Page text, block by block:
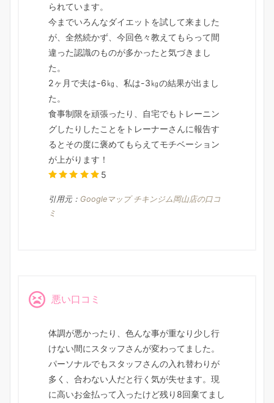
られています。
今までいろんなダイエットを試して来ました
が、全然続かず、今回色々教えてもらって間
違った認識のものが多かったと気づきまし
た。
2ヶ月で夫は-6㎏、私は-3㎏の結果が出まし
た。
食事制限を頑張ったり、自宅でもトレーニン
グしたりしたことをトレーナーさんに報告す
るとその度に褒めてもらえてモチベーション
が上がります！
5
引用元： Googleマップ チキンジム岡山店の口コ
ミ
悪い口コミ
体調が悪かったり、色んな事が重なり少し行
けない間にスタッフさんが変わってました。
パーソナルでもスタッフさんの入れ替わりが
多く、合わない人だと行く気が失せます。現
に高いお金払って入ったけど残り8回棄てまし